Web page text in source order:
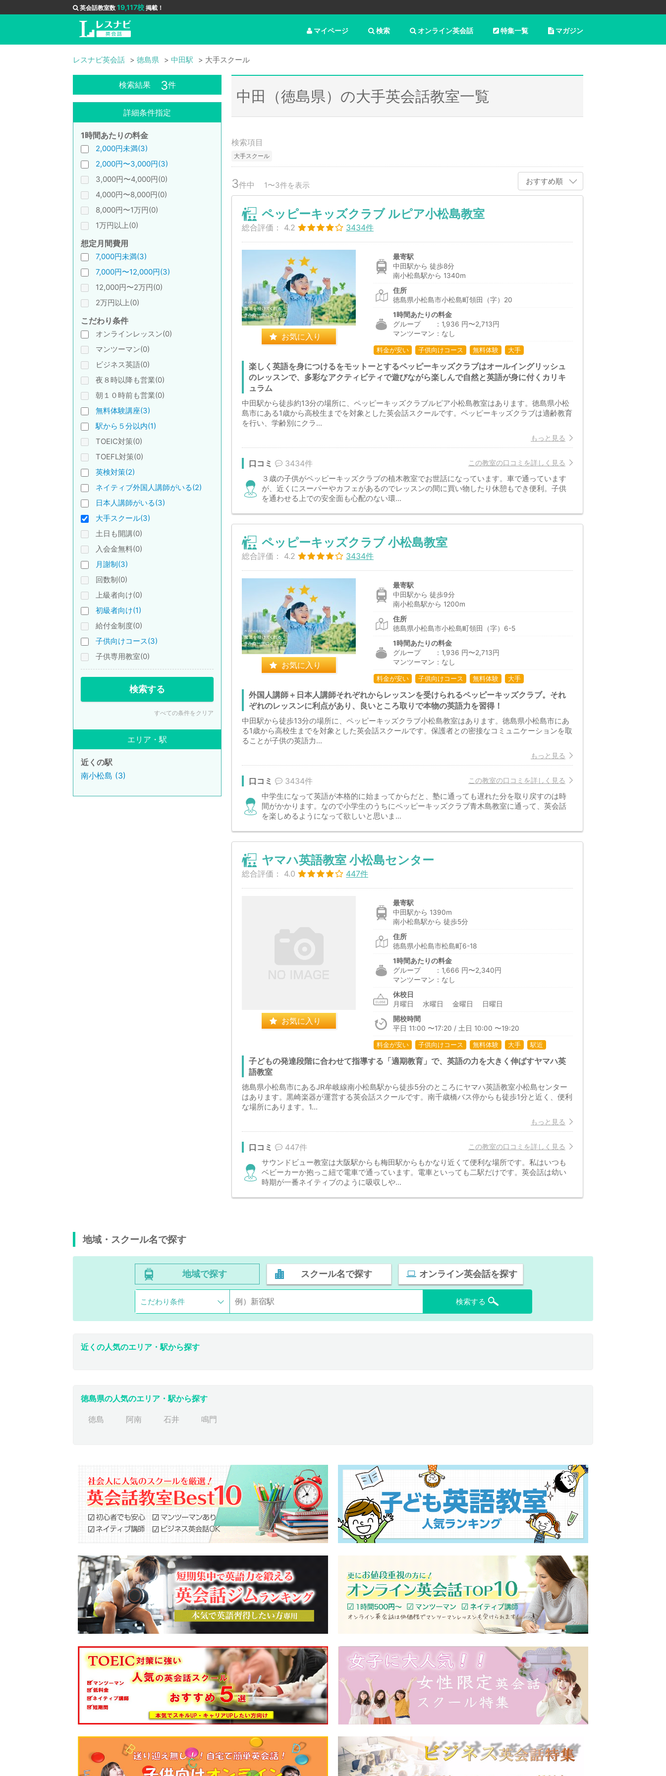
英会話教室数 19,117校 掲載！
マガジン
特集一覧
オンライン英会話
検索
マイページ
レスナビ英会話 徳島県 中田駅 大手スクール
検索結果 3件
詳細条件指定
1時間あたりの料金
2,000円未満(3)
2,000円〜3,000円(3)
3,000円〜4,000円(0)
4,000円〜8,000円(0)
8,000円〜1万円(0)
1万円以上(0)
想定月間費用
7,000円未満(3)
7,000円〜12,000円(3)
12,000円〜2万円(0)
2万円以上(0)
こだわり条件
オンラインレッスン(0)
マンツーマン(0)
ビジネス英語(0)
夜８時以降も営業(0)
朝１０時前も営業(0)
無料体験講座(3)
駅から５分以内(1)
TOEIC対策(0)
TOEFL対策(0)
英検対策(2)
ネイティブ外国人講師がいる(2)
日本人講師がいる(3)
大手スクール(3)
土日も開講(0)
入会金無料(0)
月謝制(3)
回数制(0)
上級者向け(0)
初級者向け(1)
給付金制度(0)
子供向けコース(3)
子供専用教室(0)
検索する
すべての条件をクリア
エリア・駅
近くの駅
南小松島 (3)
中田（徳島県）の大手英会話教室一覧
検索項目
大手スクール
3件中 1〜3件を表示 おすすめ順
ペッピーキッズクラブ ルピア小松島教室
総合評価： 4.2 3434件
お気に入り
最寄駅
中田駅から 徒歩8分
南小松島駅から 1340m
住所
徳島県小松島市小松島町領田（字）20
1時間あたりの料金
グループ ：1,936 円〜2,713円
マンツーマン：なし
料金が安い 子供向けコース 無料体験 大手
楽しく英語を身につけるをモットーとするペッピーキッズクラブはオールイングリッシュ
のレッスンで、多彩なアクティビティで遊びながら楽しんで自然と英語が身に付くカリキ
ュラム
中田駅から徒歩約13分の場所に、ペッピーキッズクラブルピア小松島教室はあります。徳島県小松
島市にある1歳から高校生までを対象とした英会話スクールです。ペッピーキッズクラブは適齢教育
を行い、学齢別にクラ...
もっと見る
この教室の口コミを詳しく見る
口コミ 3434件
３歳の子供がペッピーキッズクラブの植木教室でお世話になっています。車で通っています
が、近くにスーパーやカフェがあるのでレッスンの間に買い物したり休憩もでき便利。子供
を通わせる上での安全面も心配のない環...
ペッピーキッズクラブ 小松島教室
総合評価： 4.2 3434件
お気に入り
最寄駅
中田駅から 徒歩9分
南小松島駅から 1200m
住所
徳島県小松島市小松島町領田（字）6-5
1時間あたりの料金
グループ ：1,936 円〜2,713円
マンツーマン：なし
料金が安い 子供向けコース 無料体験 大手
外国人講師＋日本人講師それぞれからレッスンを受けられるペッピーキッズクラブ。それ
ぞれのレッスンに利点があり、良いところ取りで本物の英語力を習得！
中田駅から徒歩13分の場所に、ペッピーキッズクラブ小松島教室はあります。徳島県小松島市にあ
る1歳から高校生までを対象とした英会話スクールです。保護者との密接なコミュニケーションを取
ることが子供の英語力...
もっと見る
この教室の口コミを詳しく見る
口コミ 3434件
中学生になって英語が本格的に始まってからだと、塾に通っても遅れた分を取り戻すのは時
間がかかります。なので小学生のうちにペッピーキッズクラブ青木島教室に通って、英会話
を楽しめるようになって欲しいと思いま...
ヤマハ英語教室 小松島センター
総合評価： 4.0 447件
お気に入り
最寄駅
中田駅から 1390m
南小松島駅から 徒歩5分
住所
徳島県小松島市松島町6-18
1時間あたりの料金
グループ ：1,666 円〜2,340円
マンツーマン：なし
休校日
月曜日 水曜日 金曜日 日曜日
開校時間
平日 11:00 〜17:20 / 土日 10:00 〜19:20
料金が安い 子供向けコース 無料体験 大手 駅近
子どもの発達段階に合わせて指導する「適期教育」で、英語の力を大きく伸ばすヤマハ英
語教室
徳島県小松島市にあるJR牟岐線南小松島駅から徒歩5分のところにヤマハ英語教室小松島センター
はあります。黒崎楽器が運営する英会話スクールです。南千歳橋バス停からも徒歩1分と近く、便利
な場所にあります。1...
もっと見る
この教室の口コミを詳しく見る
口コミ 447件
サウンドビュー教室は大阪駅からも梅田駅からもかなり近くて便利な場所です。私はいつも
ベビーカーか抱っこ紐で電車で通っています。電車といっても二駅だけです。英会話は幼い
時期が一番ネイティブのように吸収しや...
地域・スクール名で探す
地域で探す スクール名で探す オンライン英会話を探す
こだわり条件 検索する
近くの人気のエリア・駅から探す
徳島県の人気のエリア・駅から探す
徳島 阿南 石井 鳴門